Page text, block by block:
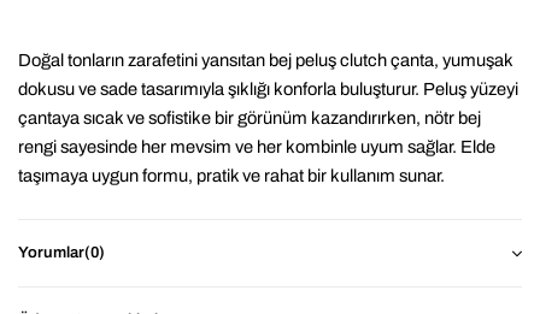
Doğal tonların zarafetini yansıtan bej peluş clutch çanta, yumuşak
dokusu ve sade tasarımıyla şıklığı konforla buluşturur. Peluş yüzeyi
çantaya sıcak ve sofistike bir görünüm kazandırırken, nötr bej
rengi sayesinde her mevsim ve her kombinle uyum sağlar. Elde
taşımaya uygun formu, pratik ve rahat bir kullanım sunar.
günlük kombinlerden akşam davetlerine kadar geniş bir kullanım
Yorumlar(0)